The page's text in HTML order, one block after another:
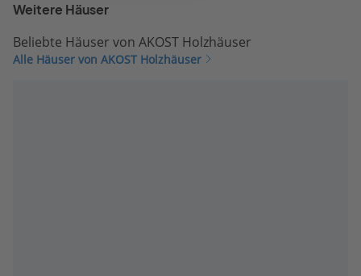
Weitere Häuser
Beliebte Häuser von AKOST Holzhäuser
Alle Häuser von AKOST Holzhäuser